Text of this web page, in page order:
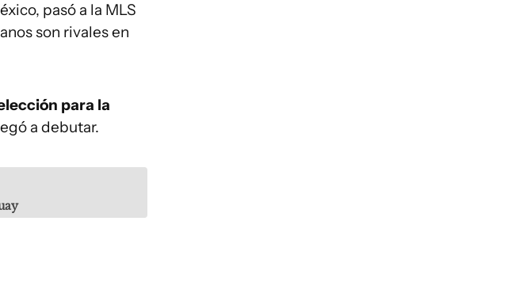
pasó a la MLS
son rivales en
para la
a debutar.